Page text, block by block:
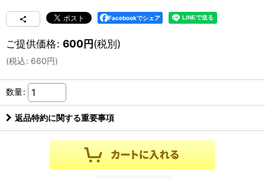
Facebookでシェア
ご提供価格: 600円(税別)
(税込: 660円)
数量:
返品特約に関する重要事項